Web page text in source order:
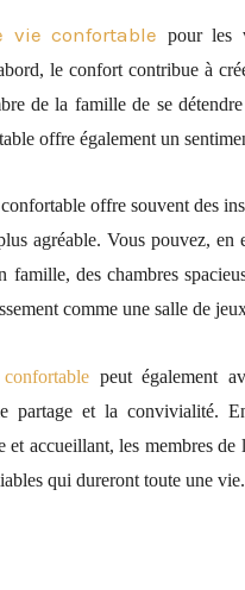
vie confortable pour les
le confort contribue à
de la famille de se
offre également un
offre souvent des
agréable. Vous pouvez, en
famille, des chambres
comme une salle de
peut également
partage et la convivialité.
et accueillant, les membres
qui dureront toute une vie.